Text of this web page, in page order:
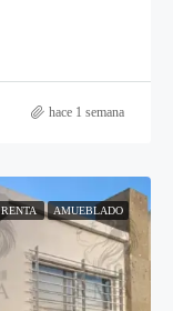
hace 1 semana
RENTA AMUEBLADO